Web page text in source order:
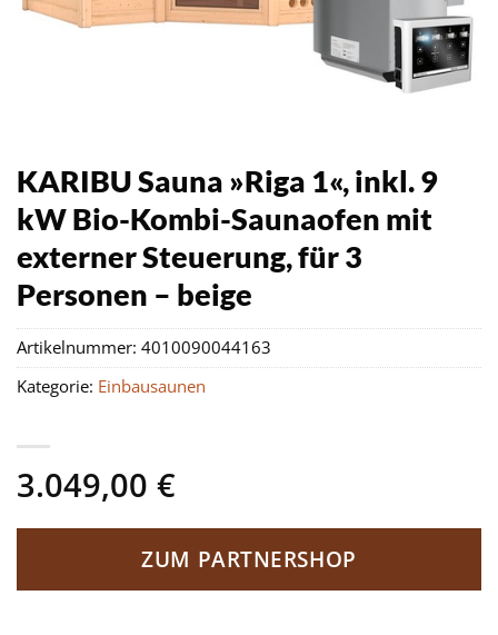
KARIBU Sauna »Riga 1«, inkl. 9
kW Bio-Kombi-Saunaofen mit
externer Steuerung, für 3
Personen – beige
3.049,00 €
ZUM PARTNERSHOP
Artikelnummer: 4010090044163
Kategorie: Einbausaunen